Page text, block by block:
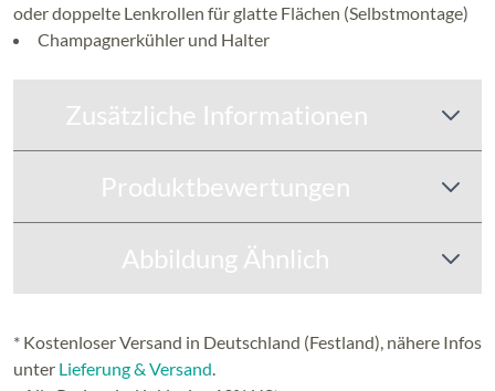
oder doppelte Lenkrollen für glatte Flächen (Selbstmontage)
Champagnerkühler und Halter
Zusätzliche Informationen
Produktbewertungen
Abbildung Ähnlich
* Kostenloser Versand in Deutschland (Festland), nähere Infos
unter Lieferung & Versand.